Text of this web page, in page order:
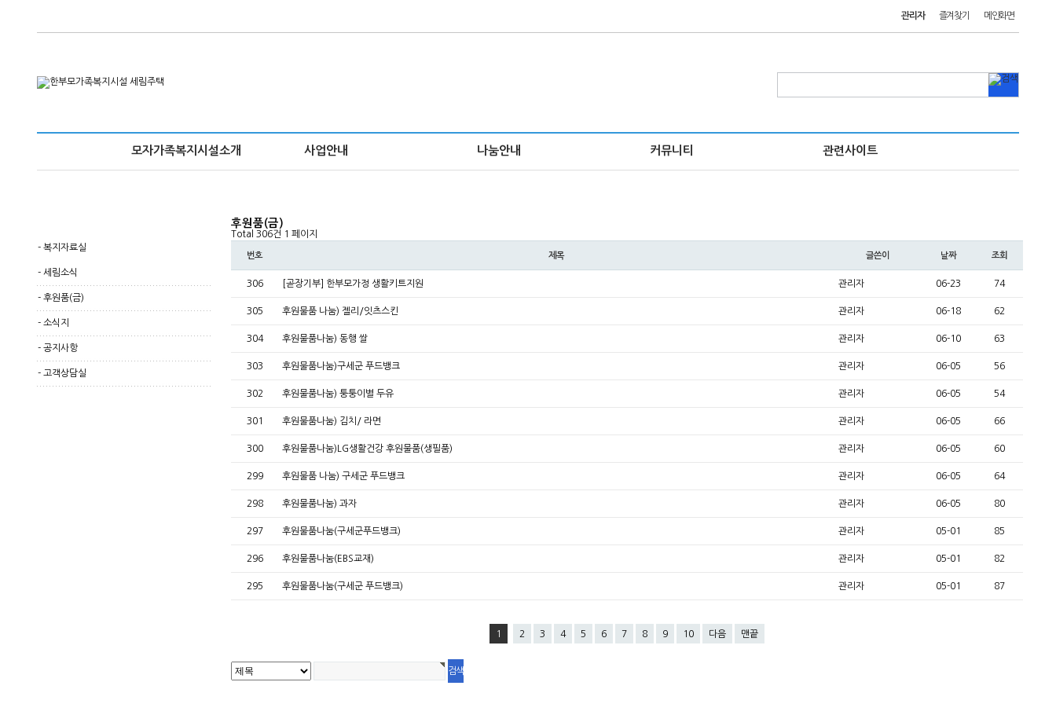
관리자 즐겨찾기 메인화면
모자가족복지시설소개 사업안내 나눔안내 커뮤니티 관련사이트
- 복지자료실
- 세림소식
- 후원품(금)
- 소식지
- 공지사항
- 고객상담실
후원품(금)
Total 306건 1 페이지
번호 제목 글쓴이 날짜 조회
306 [곧장기부] 한부모가정 생활키트지원 관리자 06-23 74
305 후원물품 나눔) 젤리/잇츠스킨 관리자 06-18 62
304 후원물품나눔) 동행 쌀 관리자 06-10 63
303 후원물품나눔)구세군 푸드뱅크 관리자 06-05 56
302 후원물품나눔) 퉁퉁이별 두유 관리자 06-05 54
301 후원물품나눔) 김치/ 라면 관리자 06-05 66
300 후원물품나눔)LG생활건강 후원물품(생필품) 관리자 06-05 60
299 후원물품 나눔) 구세군 푸드뱅크 관리자 06-05 64
298 후원물품나눔) 과자 관리자 06-05 80
297 후원물품나눔(구세군푸드뱅크) 관리자 05-01 85
296 후원물품나눔(EBS교재) 관리자 05-01 82
295 후원물품나눔(구세군 푸드뱅크) 관리자 05-01 87
1 2 3 4 5 6 7 8 9 10 다음 맨끝